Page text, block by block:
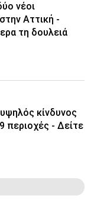
νέοι
Αττική -
τη δουλειά
κίνδυνος
περιοχές - Δείτε